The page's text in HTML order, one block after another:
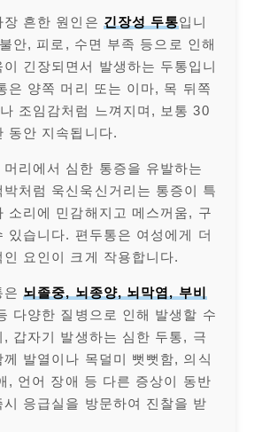
흔한 원인은 긴장성 두통입니
안, 피로, 수면 부족 등으로 인해
긴장되면서 발생하는 두통입니
은 양쪽 머리 또는 이마, 목 뒤쪽
조임감처럼 느껴지며, 보통 30
동안 지속됩니다.
머리에서 심한 통증을 유발하는
처럼 욱신욱신거리는 통증이 특
소리에 민감해지고 메스꺼움, 구
있습니다. 편두통은 여성에게 더
요인이 크게 작용합니다.
은 뇌졸중, 뇌종양, 뇌막염, 부비
다양한 질병으로 인해 발생할 수
, 갑자기 발생하는 심한 두통, 극
발열이나 목덜미 뻣뻣함, 의식
, 언어 장애 등 다른 증상이 동반
응급실을 방문하여 진찰을 받